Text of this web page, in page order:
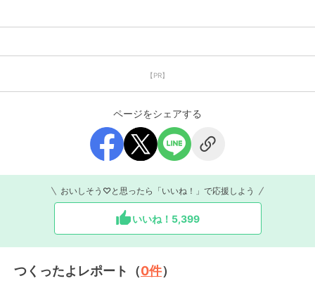
【PR】
ページをシェアする
おいしそう♡と思ったら「いいね！」で応援しよう
いいね！ 5,399
つくったよレポート（0件）